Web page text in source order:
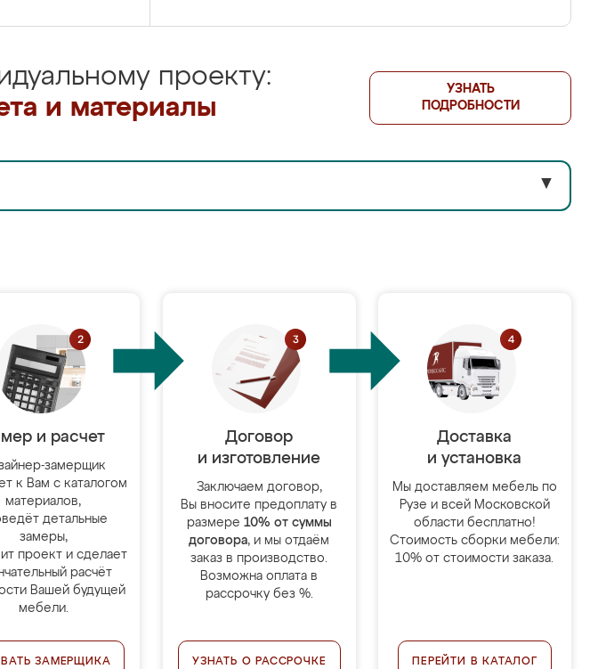
проекту:
и материалы
УЗНАТЬ
ПОДРОБНОСТИ
▼
и расчет
замерщик
к Вам с каталогом
материалов,
детальные
замеры,
проект и сделает
расчёт
Вашей будущей
мебели.
ЗАМЕРЩИКА
Договор
и изготовление
Заключаем договор,
Вы вносите предоплату в
размере 10% от суммы
договора, и мы отдаём
заказ в производство.
Возможна оплата в
рассрочку без %.
УЗНАТЬ О РАССРОЧКЕ
Доставка
и установка
Мы доставляем мебель по
Рузе и всей Московской
области бесплатно!
Стоимость сборки мебели:
10% от стоимости заказа.
ПЕРЕЙТИ В КАТАЛОГ